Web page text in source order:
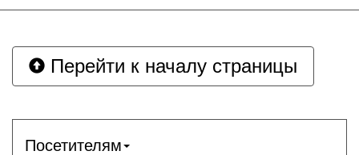
Перейти к началу страницы
Посетителям